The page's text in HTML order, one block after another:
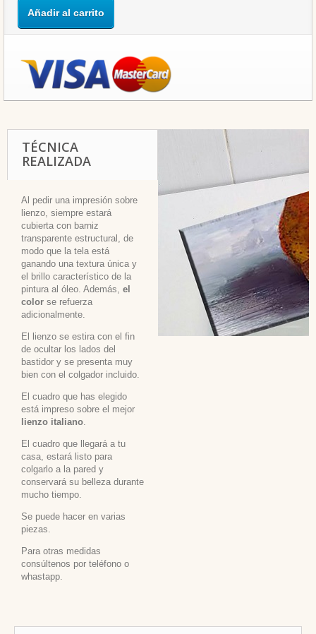
Añadir al carrito
TÉCNICA
REALIZADA
Al pedir una impresión sobre
lienzo, siempre estará
cubierta con barniz
transparente estructural, de
modo que la tela está
ganando una textura única y
el brillo característico de la
pintura al óleo. Además, el
color se refuerza
adicionalmente.
El lienzo se estira con el fin
de ocultar los lados del
bastidor y se presenta muy
bien con el colgador incluido.
El cuadro que has elegido
está impreso sobre el mejor
lienzo italiano
El cuadro que llegará a tu
casa, estará listo para
colgarlo a la pared y
conservará su belleza durante
mucho tiempo.
Se puede hacer en varias
piezas.
Para otras medidas
consúltenos por teléfono o
whastapp.